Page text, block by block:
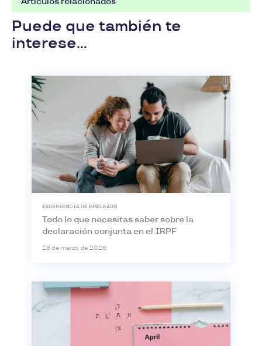
Puede que también te
interese...
EXPERIENCIA DE EMPLEADO
Todo lo que necesitas saber sobre la
declaración conjunta en el IRPF
28 de marzo de 2026